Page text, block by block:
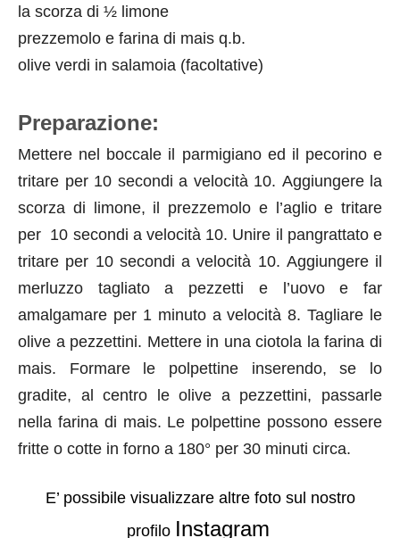
la scorza di ½ limone
prezzemolo e farina di mais q.b.
olive verdi in salamoia (facoltative)
Preparazione:
Mettere nel boccale il parmigiano ed il pecorino e
tritare per 10 secondi a velocità 10. Aggiungere la
scorza di limone, il prezzemolo e l’aglio e tritare
per 10 secondi a velocità 10. Unire il pangrattato e
tritare per 10 secondi a velocità 10. Aggiungere il
merluzzo tagliato a pezzetti e l’uovo e far
amalgamare per 1 minuto a velocità 8.Tagliare le
olive a pezzettini. Mettere in una ciotola la farina di
mais. Formare le polpettine inserendo, se lo
gradite, al centro le olive a pezzettini, passarle
nella farina di mais. Le polpettine possono essere
fritte o cotte in forno a 180° per 30 minuti circa.
E’ possibile visualizzare altre foto sul nostro
profilo Instagram